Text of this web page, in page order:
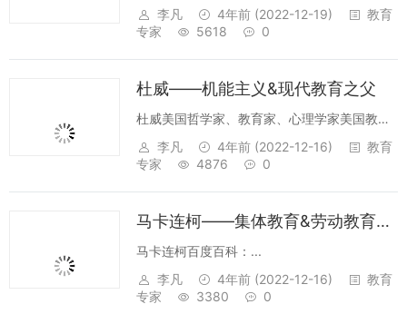
动物心理学的开创者，心理学联结主义的建立
者和教育心理学体系的创始人。他提出了一系
李凡 4年前 (2022-12-19)
教育
专家
5618 0
杜威——机能主义&现代教育之父
杜威美国哲学家、教育家、心理学家美国教育
家杜威(1859-1952)是实用主义教育思想的代
表人物。从实用主义经验论和机能心理学出
质提出了他的基本观点，"...
李凡 4年前 (2022-12-16)
教育
专家
4876 0
马卡连柯——集体教育&劳动教育&纪律教育
马卡连柯百度百科：...
李凡
4年前 (2022-12-16)
教育
专家
3380 0